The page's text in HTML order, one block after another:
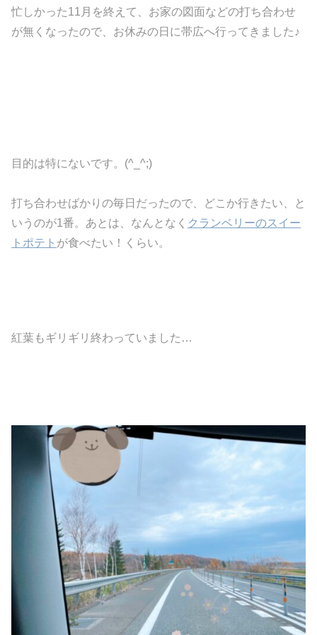
忙しかった11月を終えて、お家の図面などの打ち合わせ
が無くなったので、お休みの日に帯広へ行ってきました♪
目的は特にないです。(^_^;)
打ち合わせばかりの毎日だったので、どこか行きたい、と
いうのが1番。あとは、なんとなく クランベリーのスイー
トポテト が食べたい！くらい。
紅葉もギリギリ終わっていました…